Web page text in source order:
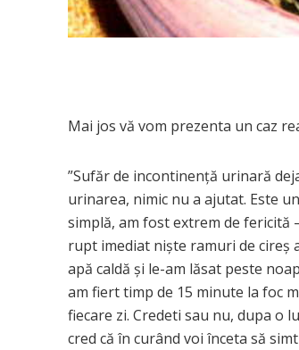
Mai jos vă vom prezenta un caz
”Sufăr de incontinență urinară
urinarea, nimic nu a ajutat. Este
simplă, am fost extrem de fericită
rupt imediat niște ramuri de cireș
apă caldă și le-am lăsat peste
am fiert timp de 15 minute la foc
fiecare zi. Credeti sau nu, dupa o
cred că în curând voi înceta să